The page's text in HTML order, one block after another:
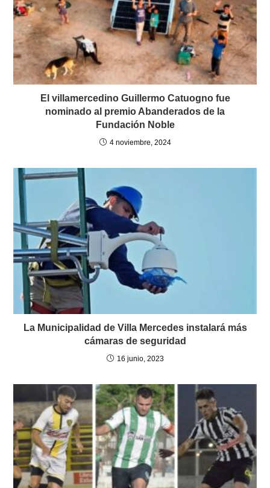
El villamercedino Guillermo Catuogno fue
nominado al premio Abanderados de la
Fundación Noble
4 noviembre, 2024
La Municipalidad de Villa Mercedes instalará más
cámaras de seguridad
16 junio, 2023